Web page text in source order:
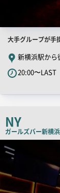
店
舗
PR
キ
コ
ピ
ー
大手グループが手
新横浜駅から
20:00〜LAST
NY
ガールズバー新横
検
索
一
覧
用